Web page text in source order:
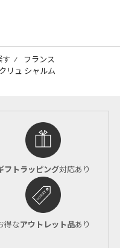
⁄ フランス
リュ シャルム
フトラッピング対応あり
得なアウトレット品あり